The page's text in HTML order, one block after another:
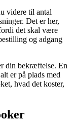
videre til antal
Det er her,
det skal være
og adgang
din bekræftelse. En
er på plads med
hvad det koster,